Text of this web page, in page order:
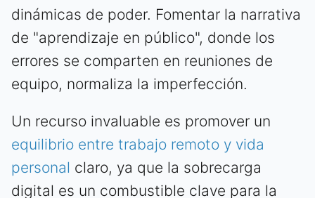
dinámicas de poder. Fomentar la narrativa
de "aprendizaje en público", donde los
errores se comparten en reuniones de
equipo, normaliza la imperfección.
Un recurso invaluable es promover un
equilibrio entre trabajo remoto y vida
personal claro, ya que la sobrecarga
digital es un combustible clave para la